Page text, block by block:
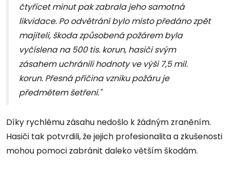
čtyřicet minut pak zabrala jeho samotná
likvidace. Po odvětrání bylo místo předáno zpět
majiteli, škoda způsobená požárem byla
vyčíslena na 500 tis. korun, hasiči svým
zásahem uchránili hodnoty ve výši 7,5 mil.
korun. Přesná příčina vzniku požáru je
předmětem šetření."
Díky rychlému zásahu nedošlo k žádným zraněním.
Hasiči tak potvrdili, že jejich profesionalita a zkušenosti
mohou pomoci zabránit daleko větším škodám.